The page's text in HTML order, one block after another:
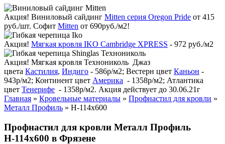
Акция! Виниловый сайдинг Mitten серия Oregon Pride от 415
руб./шт. Софит Mitten от 690руб./м2!
Акция! Мягкая кровля IKO Cambridge XPRESS - 972 руб./м2
Акция! Мягкая кровля Технониколь Джаз
цвета Кастилия, Индиго - 586р/м2; Вестерн цвет Каньон -
943р/м2; Континент цвет Америка - 1358р/м2; Атлантика
цвет Тенерифе - 1358р/м2. Акция действует до 30.06.21г
Главная » Кровельные материалы » Профнастил для кровли »
Металл Профиль » Н-114х600
Профнастил для кровли Металл Профиль
Н-114х600 в Фрязене